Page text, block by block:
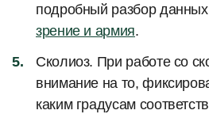
подробный разбор
зрение и армия.
Сколиоз. При работе со
внимание на то,
каким градусам